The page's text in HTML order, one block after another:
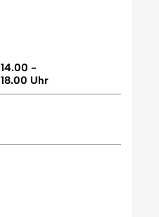
14.00 -
18.00 Uhr